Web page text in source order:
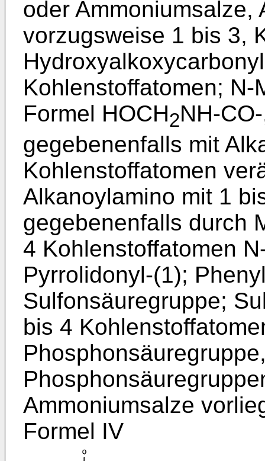
oder Ammoniumsalze,
vorzugsweise 1 bis 3,
Kohlenstoffatomen;
Formel HOCH2NH-
gegebenenfalls mit
Kohlenstoffatomen
Alkanoylamino mit 1
gegebenenfalls durch
4 Kohlenstoffatomen
Pyrrolidonyl-(1);
Sulfonsäuregruppe;
bis 4
Ammoniumsalze
Formel IV